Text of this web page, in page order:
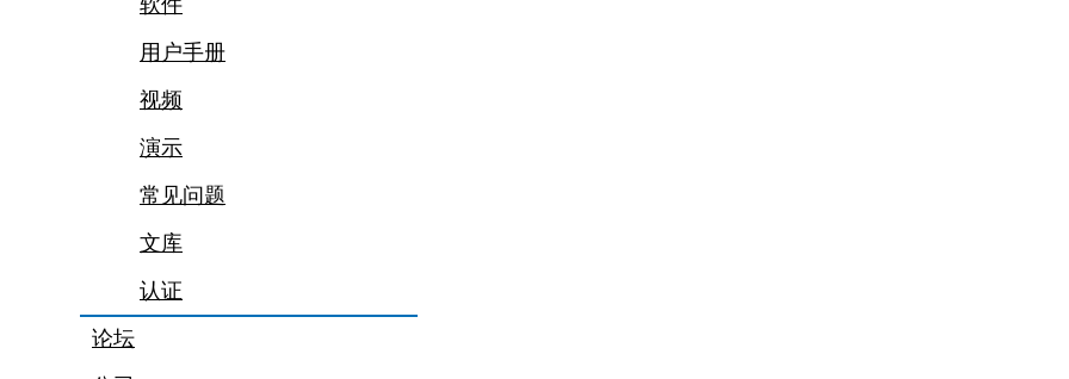
软件
用户手册
视频
演示
常见问题
文库
认证
论坛